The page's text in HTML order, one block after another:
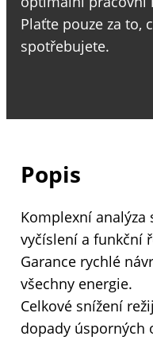
Plaťte pouze za to,
spotřebujete.
Popis
Komplexní analýza
vyčíslení a funkční
Garance rychlé
všechny energie.
Celkové snížení
dopady úsporných